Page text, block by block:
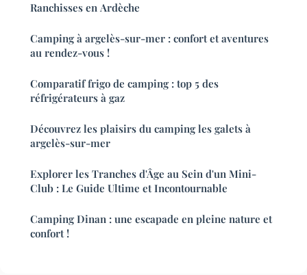
Ranchisses en Ardèche
Camping à argelès-sur-mer : confort et aventures
au rendez-vous !
Comparatif frigo de camping : top 5 des
réfrigérateurs à gaz
Découvrez les plaisirs du camping les galets à
argelès-sur-mer
Explorer les Tranches d'Âge au Sein d'un Mini-
Club : Le Guide Ultime et Incontournable
Camping Dinan : une escapade en pleine nature et
confort !